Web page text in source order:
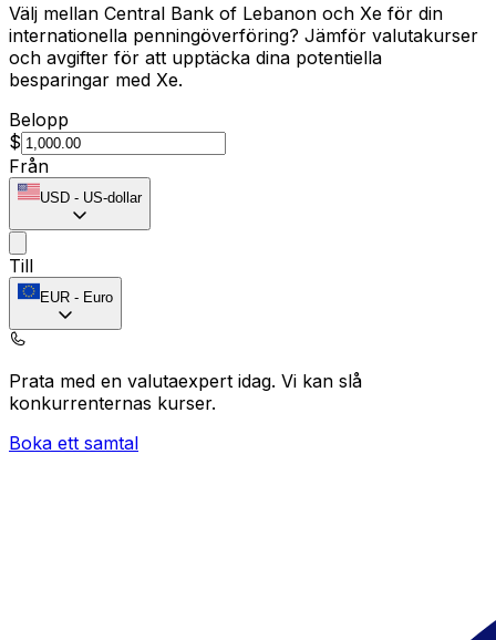
Välj mellan Central Bank of Lebanon och Xe för din
internationella penningöverföring? Jämför valutakurser
och avgifter för att upptäcka dina potentiella
besparingar med Xe.
Belopp
$
Från
USD - US-dollar
Till
EUR - Euro
Prata med en valutaexpert idag. Vi kan slå
konkurrenternas kurser.
Boka ett samtal